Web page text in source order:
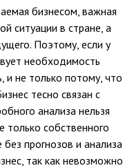
бизнесом, важная
ситуации в стране, а
Поэтому, если у
необходимость
и не только потому, что
тесно связан с
анализа нельзя
только собственного
прогнозов и анализа
так как невозможно